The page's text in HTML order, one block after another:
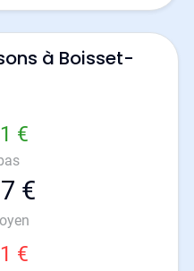
à Boisset-
€
€
€